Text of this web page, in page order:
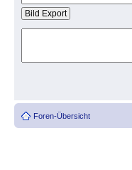
Foren-Übersicht